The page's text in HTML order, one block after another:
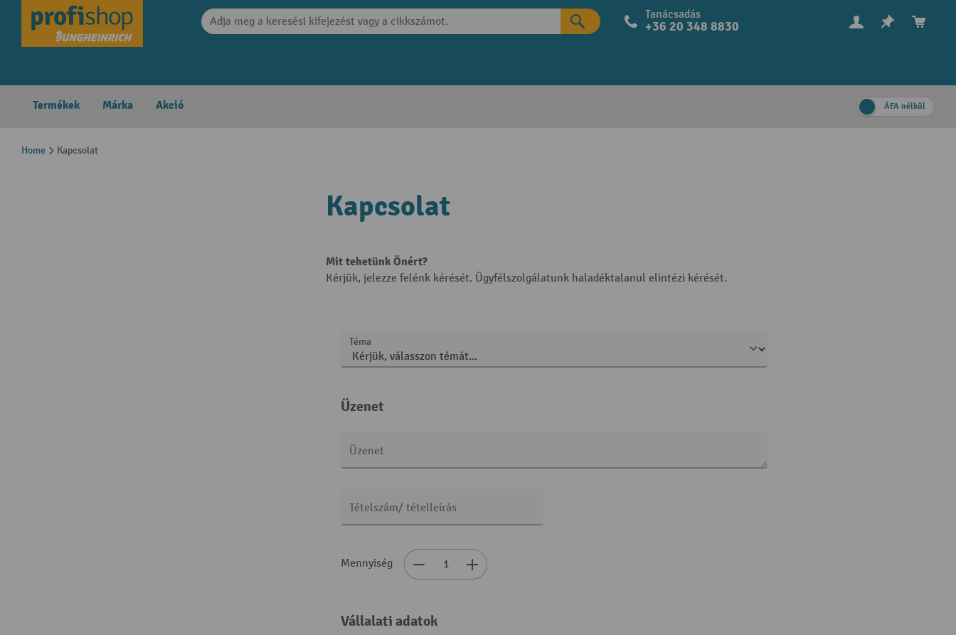
Skip to main navigation Tanácsadás
+36 20 348 8830
Termékek Márka Akció ÁFA nélkül
Home Kapcsolat
Kapcsolat
Mit tehetünk Önért?
Kérjük, jelezze felénk kérését. Ügyfélszolgálatunk haladéktalanul elintézi kérését.
Téma
Üzenet
Üzenet
Tételszám/ tételleírás
Mennyiség
Vállalati adatok